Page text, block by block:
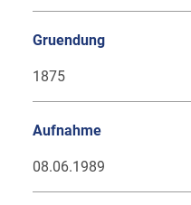
Gruendung
1875
Aufnahme
08.06.1989